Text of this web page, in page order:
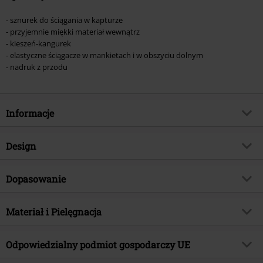
- sznurek do ściągania w kapturze
- przyjemnie miękki materiał wewnątrz
- kieszeń-kangurek
- elastyczne ściągacze w mankietach i w obszyciu dolnym
- nadruk z przodu
Informacje
Numer artykułu
Gatunek muzyczny
Licencja
Oficjalnie licencjonowany produkt
Data premiery
2023-06-16
Design
Rodzaj artykułu
Nadruk
Detale
Prążkowane ściągacze, Nadruk z
Dopasowanie
Krój - Top
Materiał i Pielęgnacja
Materiał wierzchni
80% bawełna, 20% poliester
Odpowiedzialny podmiot gospodarczy UE